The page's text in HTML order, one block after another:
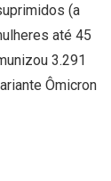
(a
até 45
3.291
Ômicron